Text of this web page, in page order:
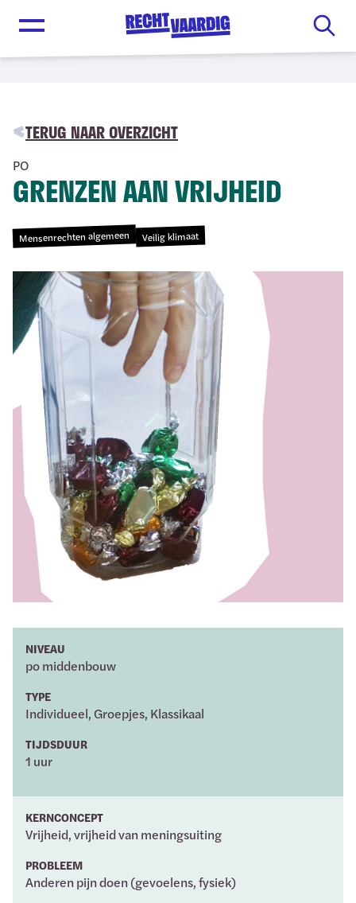
Open menu
TERUG NAAR OVERZICHT
PO
GRENZEN AAN VRIJHEID
Mensenrechten algemeen Veilig klimaat
NIVEAU
po middenbouw
TYPE
Individueel, Groepjes, Klassikaal
TIJDSDUUR
1 uur
KERNCONCEPT
Vrijheid, vrijheid van meningsuiting
PROBLEEM
Anderen pijn doen (gevoelens, fysiek)